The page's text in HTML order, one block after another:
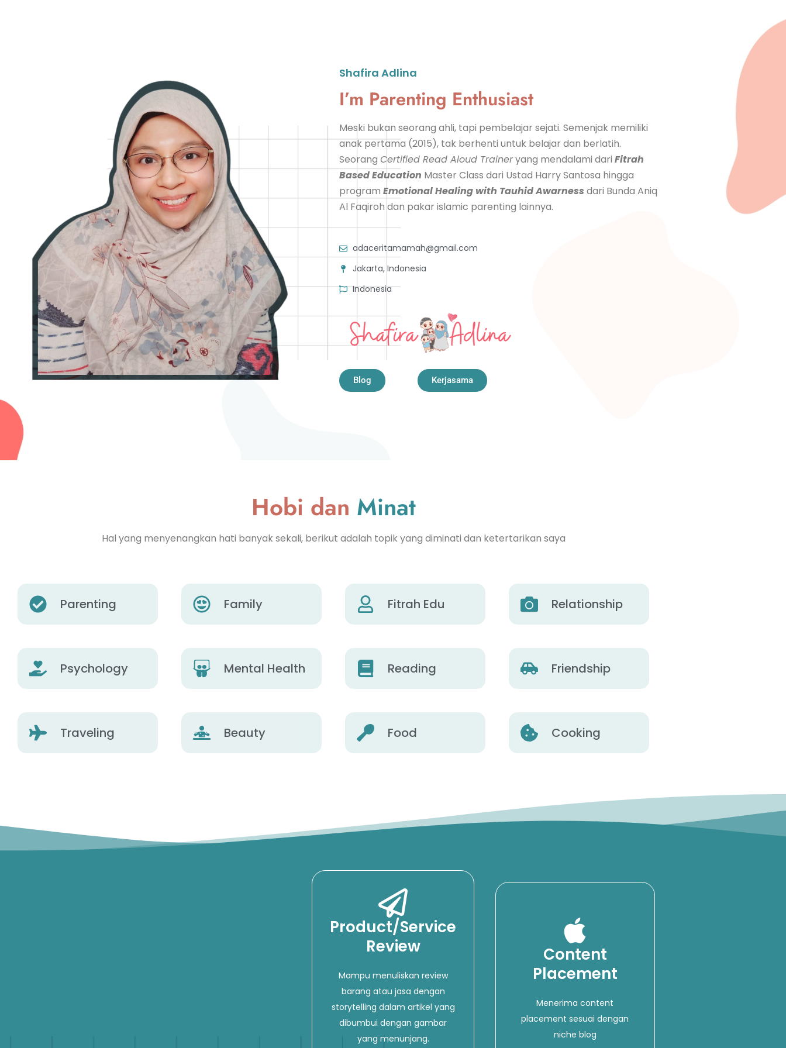
Shafira Adlina
I’m Parenting Enthusiast
Meski bukan seorang ahli, tapi pembelajar sejati. Semenjak memiliki
anak pertama (2015), tak berhenti untuk belajar dan berlatih.
Seorang Certified Read Aloud Traineryang mendalami dari Fitrah
Based Education Master Class dari Ustad Harry Santosa hingga
program Emotional Healing with Tauhid Awarness dari Bunda Aniq
Al Faqiroh dan pakar islamic parenting lainnya.
adaceritamamah@gmail.com
Jakarta, Indonesia
Indonesia
Blog Kerjasama
Hobi dan Minat
Hal yang menyenangkan hati banyak sekali, berikut adalah topik yang diminati dan ketertarikan saya
Parenting Family Fitrah Edu Relationship
Psychology Mental Health Reading Friendship
Traveling Beauty Food Cooking
Product/Service
Review
Mampu menuliskan review
barang atau jasa dengan
storytelling dalam artikel yang
dibumbui dengan gambar
yang menunjang.
Content
Placement
Menerima content
placement sesuai dengan
niche blog